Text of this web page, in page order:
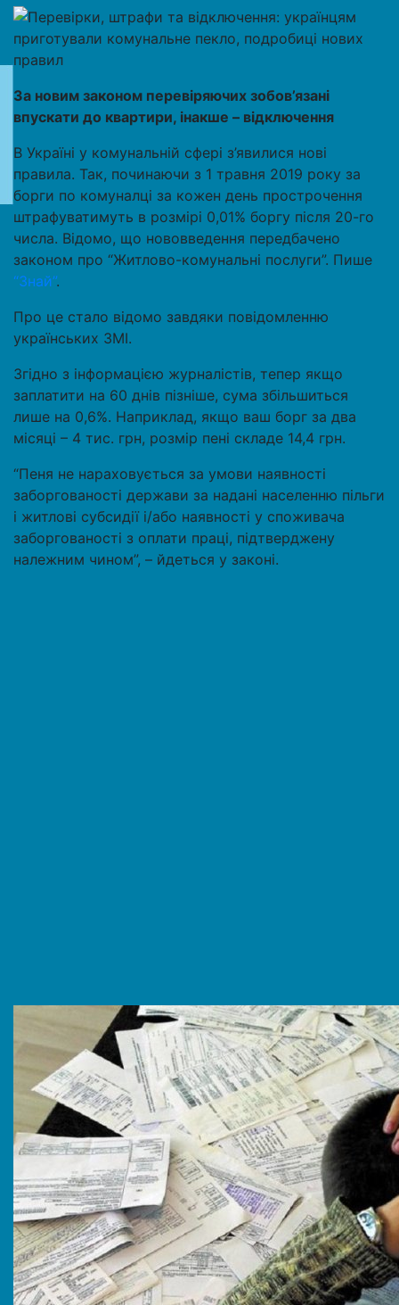
За новим законом перевіряючих зобов’язані
впускати до квартири, інакше – відключення
В Україні у комунальній сфері з’явилися нові
правила. Так, починаючи з 1 травня 2019 року за
борги по комуналці за кожен день прострочення
штрафуватимуть в розмірі 0,01% боргу після 20-го
числа. Відомо, що нововведення передбачено
законом про “Житлово-комунальні послуги”. Пише
“Знай”.
Про це стало відомо завдяки повідомленню
українських ЗМІ.
Згідно з інформацією журналістів, тепер якщо
заплатити на 60 днів пізніше, сума збільшиться
лише на 0,6%. Наприклад, якщо ваш борг за два
місяці – 4 тис. грн, розмір пені складе 14,4 грн.
“Пеня не нараховується за умови наявності
заборгованості держави за надані населенню пільги
і житлові субсидії і/або наявності у споживача
заборгованості з оплати праці, підтверджену
належним чином”, – йдеться у законі.